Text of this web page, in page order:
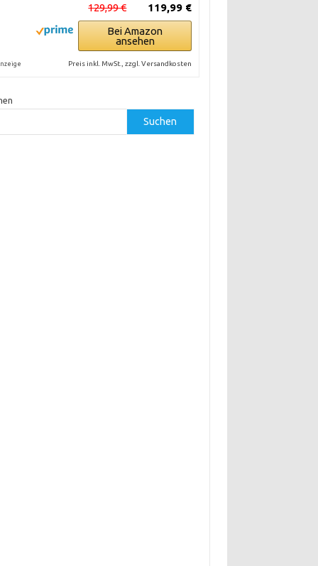
119,99 €
129,99 €
Bei Amazon
ansehen
Preis inkl. MwSt., zzgl. Versandkosten
Suchen